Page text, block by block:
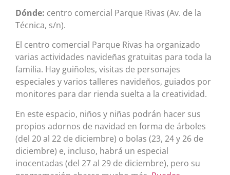
Dónde: centro comercial Parque Rivas (Av. de la
Técnica, s/n).
El centro comercial Parque Rivas ha organizado
varias actividades navideñas gratuitas para toda la
familia. Hay guiñoles, visitas de personajes
especiales y varios talleres navideños, guiados por
monitores para dar rienda suelta a la creatividad.
En este espacio, niños y niñas podrán hacer sus
propios adornos de navidad en forma de árboles
(del 20 al 22 de diciembre) o bolas (23, 24 y 26 de
diciembre) e, incluso, habrá un especial
inocentadas (del 27 al 29 de diciembre), pero su